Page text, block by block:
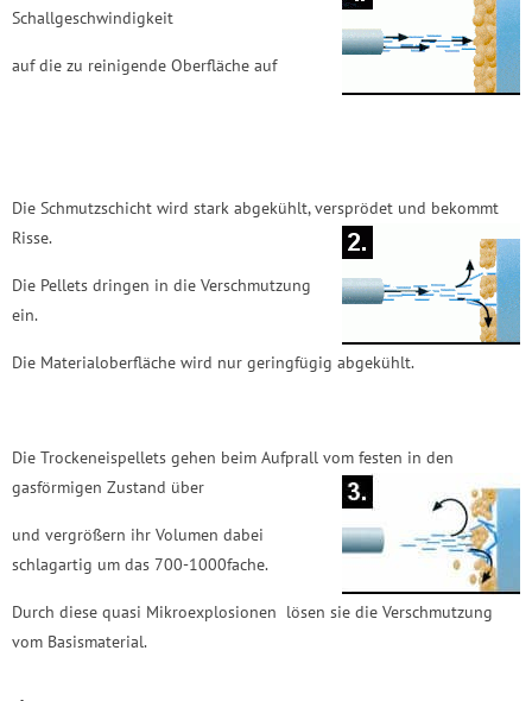
Schallgeschwindigkeit
auf die zu reinigende Oberfläche auf
Die Schmutzschicht wird stark abgekühlt, versprödet und bekommt
Risse.
Die Pellets dringen in die Verschmutzung
ein.
Die Materialoberfläche wird nur geringfügig abgekühlt.
Die Trockeneispellets gehen beim Aufprall vom festen in den
gasförmigen Zustand über
und vergrößern ihr Volumen dabei
schlagartig um das 700-1000fache.
Durch diese quasi Mikroexplosionen lösen sie die Verschmutzung
vom Basismaterial.
.